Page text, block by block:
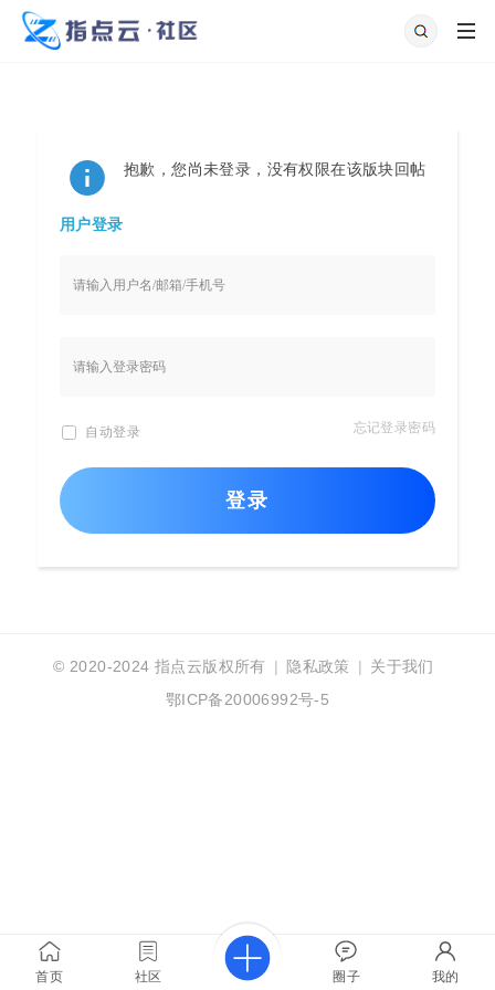
抱歉，您尚未登录，没有权限在该版块回帖
用户登录
自动登录 忘记登录密码
登录
首页 社区 圈子 我的
© 2020-2024 指点云版权所有 | 隐私政策 | 关于我们
鄂ICP备20006992号-5